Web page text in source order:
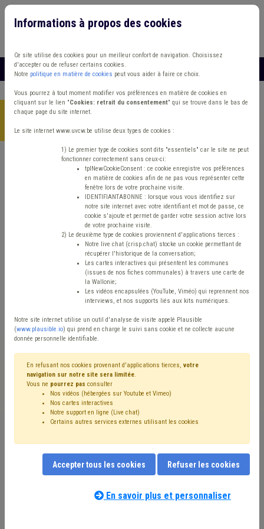
Accueil > CPASArticles CPAS+ Article 60/61 Insertion
professionnelle
Trouver un contenu
CPASArticles CPAS+ Article 60/61
Insertion professionnelle
Sommaires des CPAS+
Réinitialiser
Filtrer cette requête avec des mots-clés
Insertion socioprofessionnelle (5)
(3) Insertion sociale(2) Maribel social(1)
Accident du travail(1) Aide sociale CPAS(1)
Entreprise(1) Formation(1) Inondation(1)
(1) Aide familiale
retirer le mot clé)
Informations à propos des cookies
Ce site utilise des cookies pour un meilleur confort de navigation. Choisissez
d'accepter ou de refuser certains cookies.
Notre politique en matière de cookies peut vous aider à faire ce choix.
Vous pourrez à tout moment modifier vos préférences en matière de cookies en
cliquant sur le lien "Cookies: retrait du consentement" qui se trouve dans le bas de
chaque page du site internet.
Le site internet www.uvcw.be utilise deux types de cookies :
1) Le premier type de cookies sont dits "essentiels" car le site ne peut
fonctionner correctement sans ceux-ci:
tplNewCookieConsent : ce cookie enregistre vos préférences
en matière de cookies afin de ne pas vous représenter cette
fenêtre lors de votre prochaine visite.
IDENTIFIANTABONNE : lorsque vous vous identifiez sur
notre site internet avec votre identifiant et mot de passe, ce
cookie s'ajoute et permet de garder votre session active lors
de votre prochaine visite.
2) Le deuxième type de cookies proviennent d'applications tierces :
Notre live chat (crisp.chat) stocke un cookie permettant de
récupérer l'historique de la conversation;
Les cartes interactives qui présentent les communes
(issues de nos fiches communales) à travers une carte de
la Wallonie;
Les vidéos encapsulées (YouTube, Viméo) qui reprennent nos
interviews, et nos supports liés aux kits numériques.
Notre site internet utilise un outil d'analyse de visite appelé Plausible
(www.plausible.io) qui prend en charge le suivi sans cookie et ne collecte aucune
donnée personnelle identifiable.
En refusant nos cookies provenant d'applications tierces, votre
navigation sur notre site sera limitée.
Vous ne pourrez pas consulter
Nos vidéos (hébergées sur Youtube et Vimeo)
Nos cartes interactives
Notre support en ligne (Live chat)
Certains autres services externes utilisant les cookies
Accepter tous les cookies Refuser les cookies
En savoir plus et personnaliser